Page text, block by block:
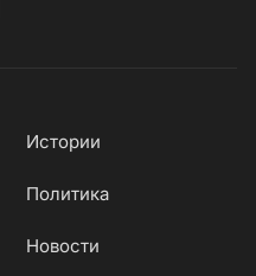
Истории
Политика
Новости